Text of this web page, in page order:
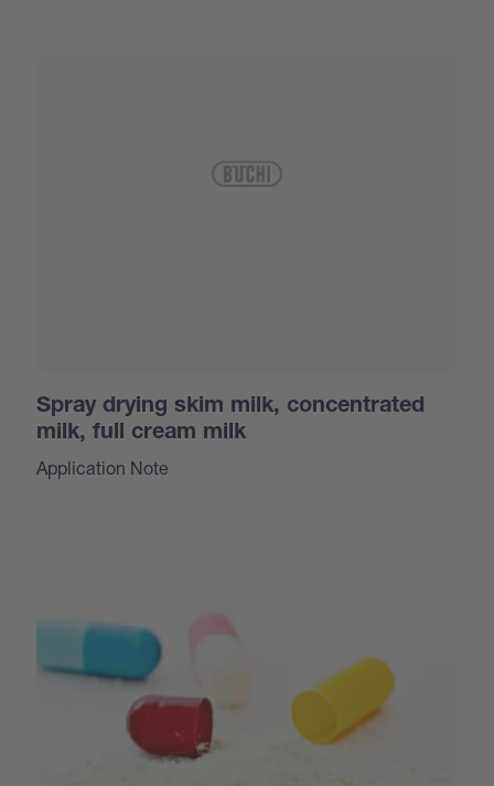
Spray drying skim milk, concentrated
milk, full cream milk
Application Note